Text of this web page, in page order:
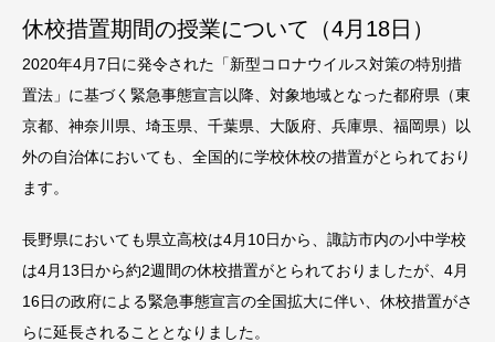
休校措置期間の授業について（4月18日）
2020年4月7日に発令された「新型コロナウイルス対策の特別措
置法」に基づく緊急事態宣言以降、対象地域となった都府県（東
京都、神奈川県、埼玉県、千葉県、大阪府、兵庫県、福岡県）以
外の自治体においても、全国的に学校休校の措置がとられており
ます。
長野県においても県立高校は4月10日から、諏訪市内の小中学校
は4月13日から約2週間の休校措置がとられておりましたが、4月
16日の政府による緊急事態宣言の全国拡大に伴い、休校措置がさ
らに延長されることとなりました。